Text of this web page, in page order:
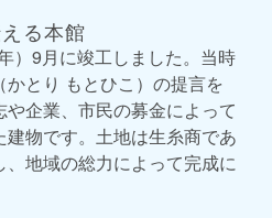
る本館
）9月に竣工しました。当時
（かとり もとひこ）の提言を
企業、市民の募金によって
建物です。土地は生糸商であ
地域の総力によって完成に